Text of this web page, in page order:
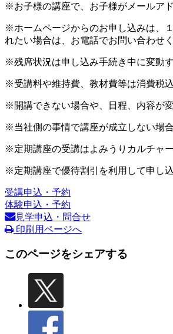
※お子様の講座で、お子様がメールア
※ホームページからのお申し込みは、
れたい場合は、お電話でお問い合わせく
※残席状況は申し込み手続き中に変動
※受講料や維持費、教材費等は消費税
※開講できない場合や、日程、内容が
※当社側の事情で講座が成立しない場
※定期講座の受講はよみうりカルチャ
※定期講座で優待割引を利用して申し
受講申込・予約
体験申込・予約
見学申込・問合せ
印刷用ページへ
このページをシェアする